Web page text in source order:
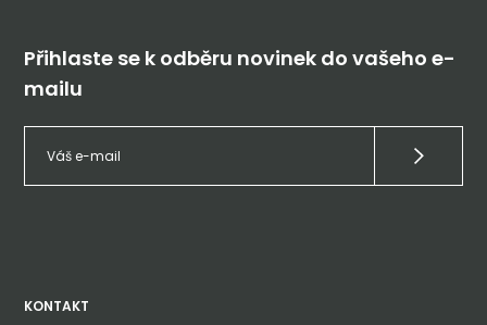
Přihlaste se k odběru novinek do vašeho e-
mailu
KONTAKT